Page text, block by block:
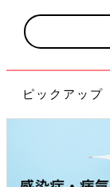
ピックアップ